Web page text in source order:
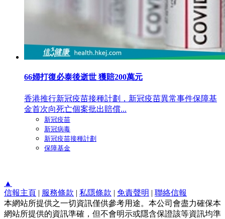
66婦打復必泰後逝世 獲賠200萬元
香港推行新冠疫苗接種計劃，新冠疫苗異常事件保障基
金首次向死亡個案批出賠償...
新冠疫苗
新冠病毒
新冠疫苗接種計劃
保障基金
▲
信報主頁 | 服務條款 | 私隱條款 | 免責聲明 | 聯絡信報
本網站所提供之一切資訊僅供參考用途。本公司會盡力確保本
網站所提供的資訊準確，但不會明示或隱含保證該等資訊均準